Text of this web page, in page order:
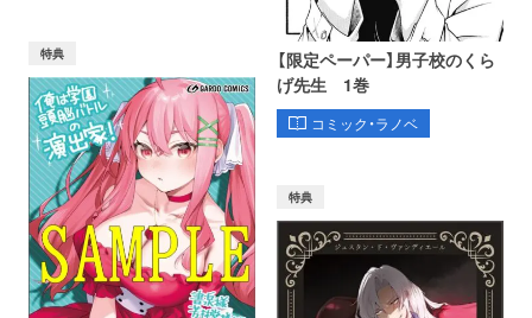
【限定ペーパー】男子校のくら
げ先生 1巻
コミック・ラノベ
特典
特典